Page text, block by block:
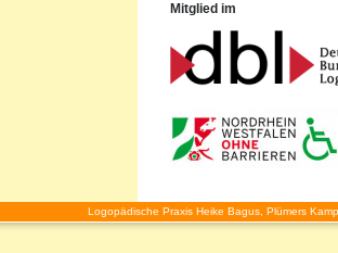
Mitglied im
Logopädische Praxis Heike Bagus, Plümers